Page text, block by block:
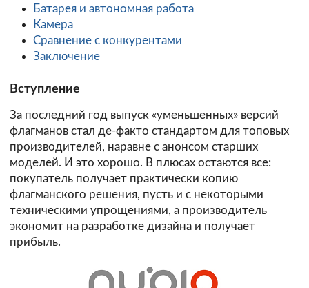
Батарея и автономная работа
Камера
Сравнение с конкурентами
Заключение
Вступление
За последний год выпуск «уменьшенных» версий
флагманов стал де-факто стандартом для топовых
производителей, наравне с анонсом старших
моделей. И это хорошо. В плюсах остаются все:
покупатель получает практически копию
флагманского решения, пусть и с некоторыми
техническими упрощениями, а производитель
экономит на разработке дизайна и получает
прибыль.